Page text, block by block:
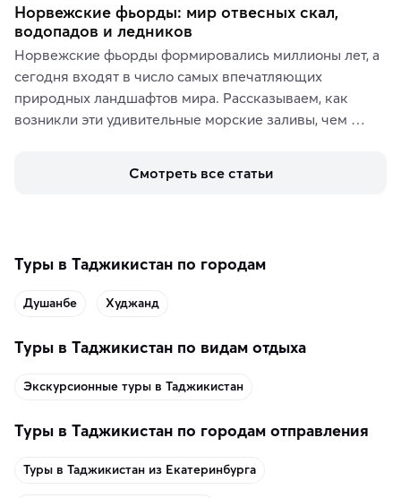
Норвежские фьорды: мир отвесных скал,
водопадов и ледников
Норвежские фьорды формировались миллионы лет, а
сегодня входят в число самых впечатляющих
природных ландшафтов мира. Рассказываем, как
возникли эти удивительные морские заливы, чем
включить в маршрут по Норвегии.
Смотреть все статьи
Туры в Таджикистан по городам
Душанбе Худжанд
Туры в Таджикистан по видам отдыха
Экскурсионные туры в Таджикистан
Туры в Таджикистан по городам отправления
Туры в Таджикистан из Екатеринбурга